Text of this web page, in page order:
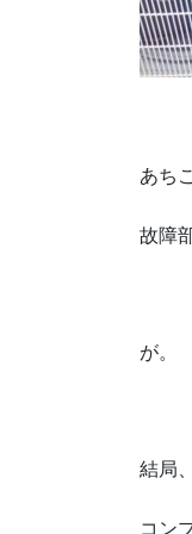
あち
故障
が。
結局
コン